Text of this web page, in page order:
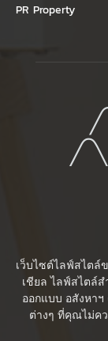
PR Property
เว็บไซต์ไลฟ์สไตล์
เชียล ไลฟ์สไตล์
ออกแบบ อสังหา
ต่างๆ ที่คุณไม่ค